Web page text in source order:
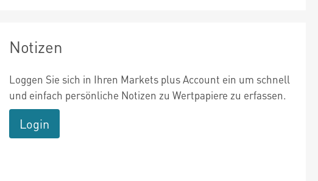
Notizen
Loggen Sie sich in Ihren Markets plus Account ein um schnell
und einfach persönliche Notizen zu Wertpapiere zu erfassen.
Login